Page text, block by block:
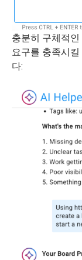
충분히 구체적
요구를 충족시
다: